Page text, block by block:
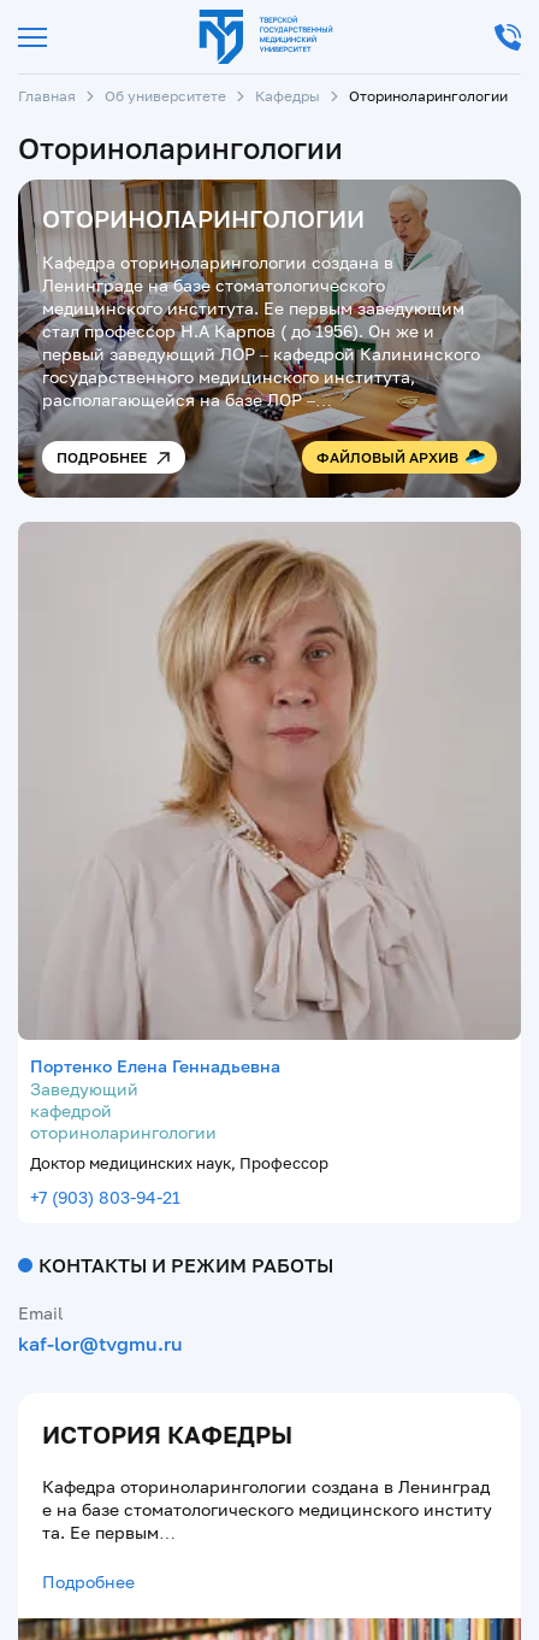
Главная Об университете Кафедры Оториноларингологии
Оториноларингологии
ОТОРИНОЛАРИНГОЛОГИИ
Кафедра оториноларингологии создана в
Ленинграде на базе стоматологического
медицинского института. Ее первым заведующим
стал профессор Н.А Карпов ( до 1956). Он же и
первый заведующий ЛОР – кафедрой Калининского
государственного медицинского института,
располагающейся на базе ЛОР –…
ПОДРОБНЕЕ ФАЙЛОВЫЙ АРХИВ
Портенко Елена Геннадьевна
Заведующий
кафедрой
оториноларингологии
Доктор медицинских наук, Профессор
+7 (903) 803-94-21
КОНТАКТЫ И РЕЖИМ РАБОТЫ
Email
kaf-lor@tvgmu.ru
ИСТОРИЯ КАФЕДРЫ
Кафедра оториноларингологии создана в Ленинград
е на базе стоматологического медицинского институ
та. Ее первым…
Подробнее